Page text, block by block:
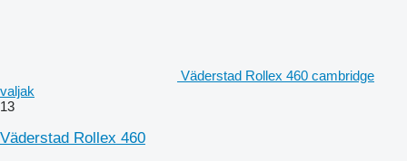
Väderstad Rollex 460 cambridge
valjak
13
Väderstad Rollex 460